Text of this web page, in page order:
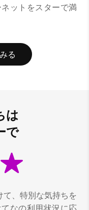
ットをスターで満
る
は
で
、特別な気持ちを
なの利用状況に応